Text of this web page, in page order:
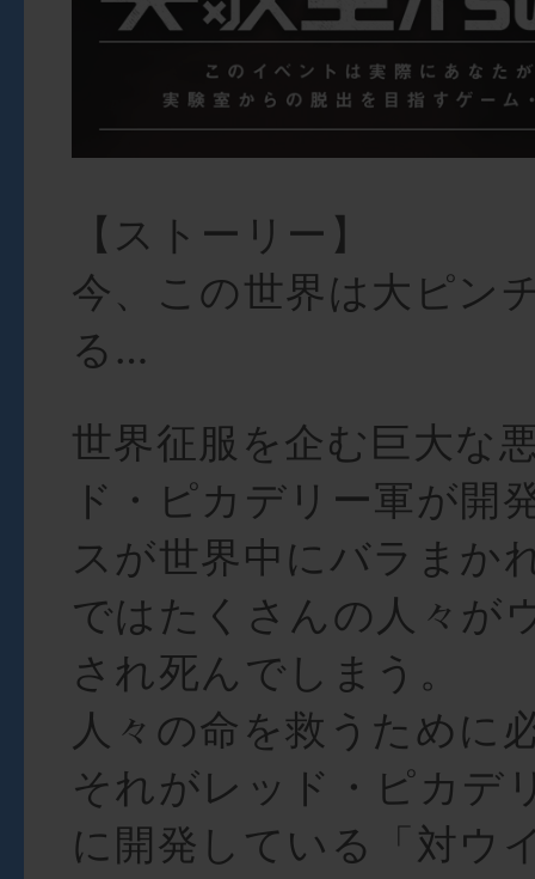
【ストーリー】
今、この世界は大ピン
る…
世界征服を企む巨大な
ド・ピカデリー軍が開
スが世界中にバラまか
ではたくさんの人々が
され死んでしまう。
人々の命を救うために
それがレッド・ピカデ
に開発している「対ウ